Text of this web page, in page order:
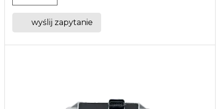
wyślij zapytanie